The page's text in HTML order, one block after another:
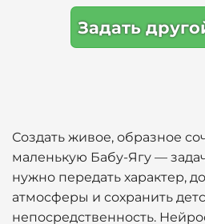
Задать
Создать живое, образное
маленькую Бабу-Ягу —
нужно передать характер,
атмосферы и сохранить
непосредственность.